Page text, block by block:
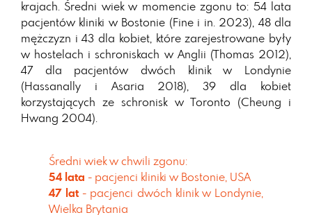
krajach. Średni wiek w momencie zgonu to: 54 lata
pacjentów kliniki w Bostonie (Fine i in. 2023), 48 dla
mężczyzn i 43 dla kobiet, które zarejestrowane były
w hostelach i schroniskach w Anglii (Thomas 2012),
47 dla pacjentów dwóch klinik w Londynie
(Hassanally i Asaria 2018), 39 dla kobiet
korzystających ze schronisk w Toronto (Cheung i
Hwang 2004).
Średni wiek w chwili zgonu:
54 lata - pacjenci kliniki w Bostonie, USA
47 lat- pacjenci dwóch klinik w Londynie,
Wielka Brytania